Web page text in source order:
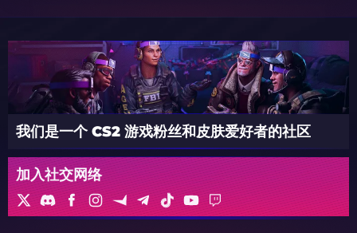
我们是一个 CS2 游戏粉丝和皮肤爱好者的社区
加入社交网络